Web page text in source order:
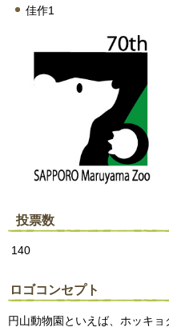
佳作1
投票数
140
ロゴコンセプト
円山動物園といえば、ホッキ